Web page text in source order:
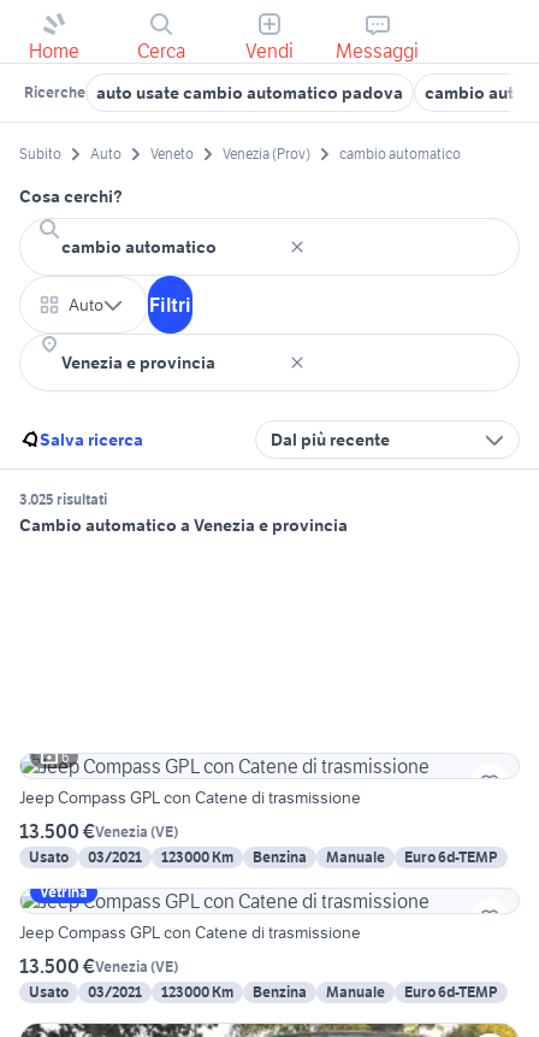
Home Cerca Vendi Messaggi
Ricerche auto usate cambio automatico padova cambio
Subito Auto Veneto Venezia (Prov) cambio automatico
Cosa cerchi?
Auto Filtri
Salva ricerca Dal più recente
3.025 risultati
Cambio automatico a Venezia e provincia
6
Jeep Compass GPL con Catene di trasmissione
13.500 €Venezia (VE)
Usato
03/2021 123000 Km Benzina Manuale
Euro 6d-TEMP
Vetrina
Jeep Compass GPL con Catene di trasmissione
13.500 €Venezia (VE)
Usato
03/2021 123000 Km Benzina Manuale Euro 6d-TEMP